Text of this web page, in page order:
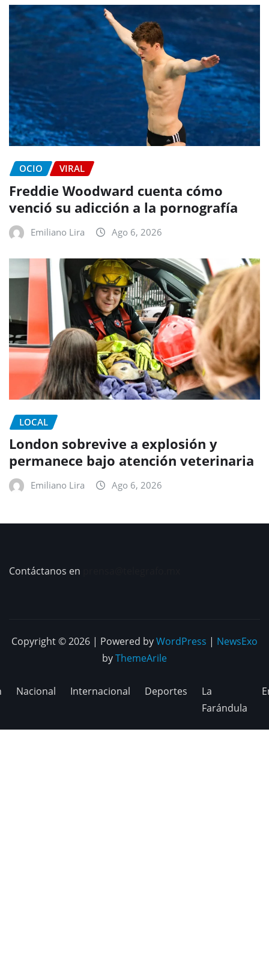
OCIO VIRAL
Freddie Woodward cuenta cómo
venció su adicción a la pornografía
Emiliano Lira Ago 6, 2026
LOCAL
London sobrevive a explosión y
permanece bajo atención veterinaria
Emiliano Lira Ago 6, 2026
Contáctanos en
Copyright © 2026 | Powered byWordPress | NewsExo
byThemeArile
Nacional Internacional Deportes
La
Farándula